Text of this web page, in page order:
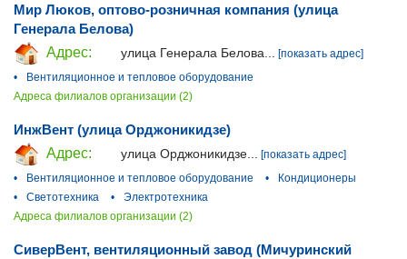
Мир Люков, оптово-розничная компания (улица
Генерала Белова)
Адрес:
улица Генерала Белова...
[показать адрес]
•
Вентиляционное и тепловое оборудование
Адреса филиалов организации (2)
ИнжВент (улица Орджоникидзе)
Адрес:
улица Орджоникидзе...
[показать адрес]
•
Вентиляционное и тепловое оборудование •
Кондиционеры
•
Светотехника •
Электротехника
Адреса филиалов организации (2)
СиверВент, вентиляционный завод (Мичуринский